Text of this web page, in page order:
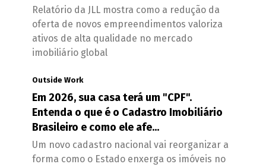
Relatório da JLL mostra como a redução da
oferta de novos empreendimentos valoriza
ativos de alta qualidade no mercado
imobiliário global
Outside Work
Em 2026, sua casa terá um "CPF".
Entenda o que é o Cadastro Imobiliário
Brasileiro e como ele afe...
Um novo cadastro nacional vai reorganizar a
forma como o Estado enxerga os imóveis no